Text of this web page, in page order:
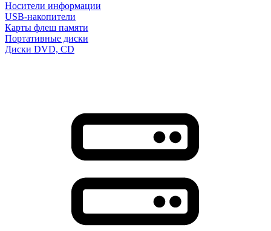
Носители информации
USB-накопители
Карты флеш памяти
Портативные диски
Диски DVD, CD